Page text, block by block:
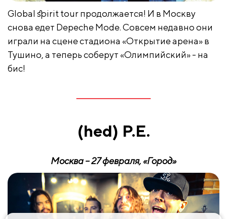
Global spirit tour продолжается! И в Москву
снова едет Depeche Mode. Совсем недавно они
играли на сцене стадиона «Открытие арена» в
Тушино, а теперь соберут «Олимпийский» - на
бис!
(hed) P.E.
Москва – 27 февраля, «Город»